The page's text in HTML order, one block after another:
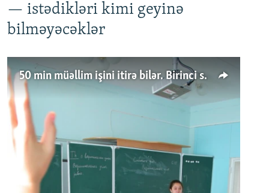
— istədikləri kimi geyinə
bilməyəcəklər
50 min müəllim işini itirə bilər. Birinci sinfə gedənlər azalır